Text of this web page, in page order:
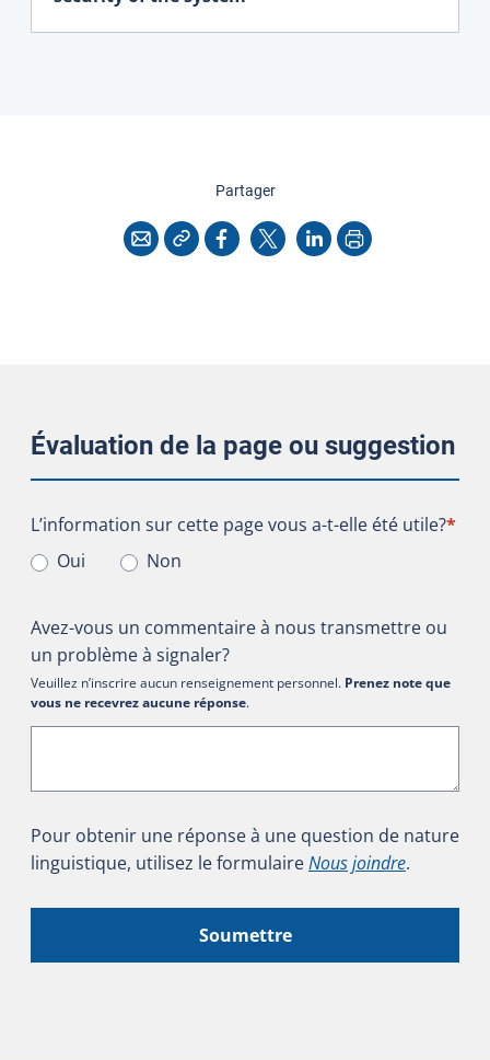
Partagercette page
CourrielCopier l'adresse
Facebook
X LinkedInImprimer
Évaluation de la page ou suggestion
L’information sur cette page vous a-t-elle été utile?
L’information sur cette page vous a-t-elle été utile?*
Oui
Non
Avez-vous un commentaire à nous transmettre ou
un problème à signaler?
Veuillez n’inscrire aucun renseignement personnel. Prenez note que
vous ne recevrez aucune réponse.
Pour obtenir une réponse à une question de nature
linguistique, utilisez le formulaireNous joindre.
Soumettre